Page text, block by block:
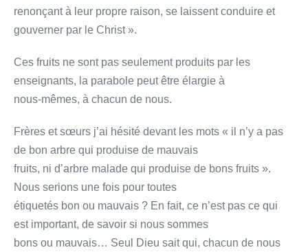
renonçant à leur propre raison, se laissent conduire et
gouverner par le Christ ».
Ces fruits ne sont pas seulement produits par les
enseignants, la parabole peut être élargie à
nous-mêmes, à chacun de nous.
Frères et sœurs j’ai hésité devant les mots « il n’y a pas
de bon arbre qui produise de mauvais
fruits, ni d’arbre malade qui produise de bons fruits ».
Nous serions une fois pour toutes
étiquetés bon ou mauvais ? En fait, ce n’est pas ce qui
est important, de savoir si nous sommes
bons ou mauvais… Seul Dieu sait qui, chacun de nous